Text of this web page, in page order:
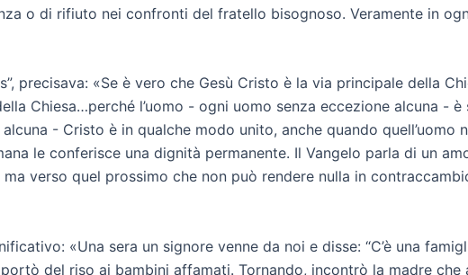
o di rifiuto nei confronti del fratello bisognoso. Veramente in
precisava: «Se è vero che Gesù Cristo è la via principale della
Chiesa…perché l’uomo - ogni uomo senza eccezione alcuna -
- Cristo è in qualche modo unito, anche quando quell’uomo
le conferisce una dignità permanente. Il Vangelo parla di un
verso quel prossimo che non può rendere nulla in
«Una sera un signore venne da noi e disse: “C’è una
del riso ai bambini affamati. Tornando, incontrò la madre che